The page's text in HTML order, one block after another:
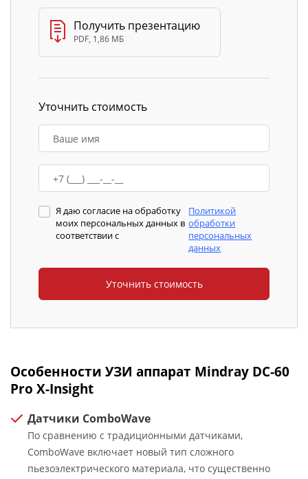
Получить презентацию
PDF, 1,86 МБ
Уточнить стоимость
Я даю согласие на обработку
моих персональных данных в
соответствии с
Политикой
обработки
персональных
данных
Особенности УЗИ аппарат Mindray DC-60
Pro X-Insight
Датчики ComboWave
По сравнению с традиционными датчиками,
ComboWave включает новый тип сложного
пьезоэлектрического материала, что существенно